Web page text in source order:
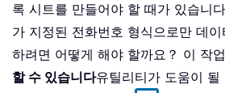
록 시트를 만들어야 할 때가 있습니
가 지정된 전화번호 형식으로만 데
하려면 어떻게 해야 할까요？ 이 작
할 수 있습니다유틸리티가 도움이 될